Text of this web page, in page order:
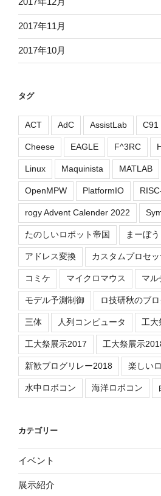
2017年11月
2017年10月
タグ
ACT AdC AssistLab C91
Cheese EAGLE F^3RC
Linux Maquinista MATLAB
OpenMPW PlatformIO
rogy Advent Calender 2022
たのしいロボット帝国 まーぼう
アドレス変換 カスタムプロセ
コミケ マイクロマウス マル
モデル予測制御 ロ技研秋のブ
三体 人列コンピュータ 工大
工大祭展示2017 工大祭展示
新歓ブログリレー2018 楽しい
水中ロボコン 海洋ロボコン
カテゴリー
イベント
展示紹介